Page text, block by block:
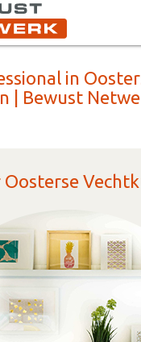
in
| Bewust
Oosterse